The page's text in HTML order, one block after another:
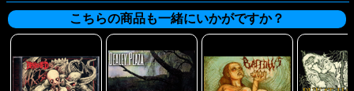
こちらの商品も一緒にいかがですか？